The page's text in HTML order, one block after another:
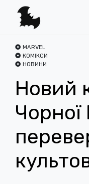
MARVEL
КОМІКСИ
НОВИНИ
Новий
Чорної